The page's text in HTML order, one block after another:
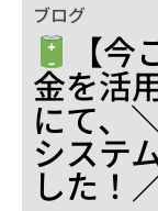
ブログ
【
金を活
にて、
システ
した！